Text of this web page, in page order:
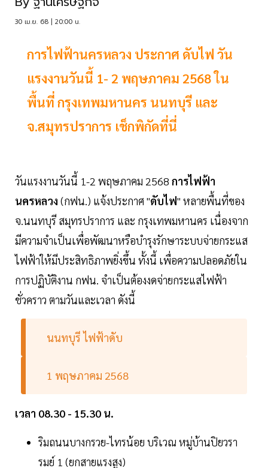
30 เม.ย. 68 | 20:00 น.
การไฟฟ้านครหลวง ประกาศ ดับไฟ วัน
แรงงานวันนี้ 1- 2 พฤษภาคม 2568 ใน
พื้นที่ กรุงเทพมหานคร นนทบุรี และ
จ.สมุทรปราการ เช็กพิกัดที่นี่
วันแรงงานวันนี้ 1-2 พฤษภาคม 2568 การไฟฟ้า
นครหลวง (กฟน.) แจ้งประกาศ "ดับไฟ" หลายพื้นที่ของ
จ.นนทบุรี สมุทรปราการ และ กรุงเทพมหานคร เนื่องจาก
มีความจำเป็นเพื่อพัฒนาหรือบำรุงรักษาระบบจ่ายกระแส
ไฟฟ้าให้มีประสิทธิภาพยิ่งขึ้น ทั้งนี้ เพื่อความปลอดภัยใน
การปฏิบัติงาน กฟน. จำเป็นต้องงดจ่ายกระแสไฟฟ้า
ชั่วคราว ตามวันและเวลา ดังนี้
นนทบุรี ไฟฟ้าดับ
1 พฤษภาคม 2568
เวลา 08.30 - 15.30 น.
ริมถนนบางกรวย-ไทรน้อย บริเวณ หมู่บ้านปิยวรา
รมย์ 1 (ยกสายแรงสูง)